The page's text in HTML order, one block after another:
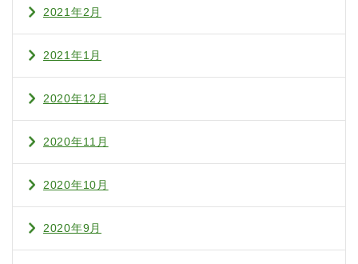
2021年2月
2021年1月
2020年12月
2020年11月
2020年10月
2020年9月